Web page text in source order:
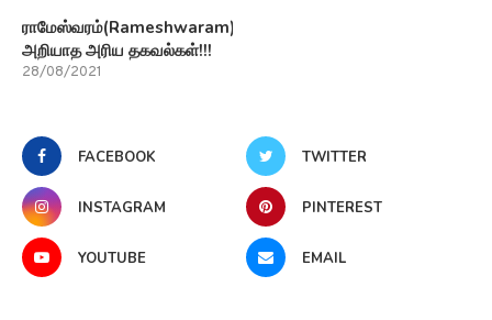
ராமேஸ்வரம்(Rameshwaram)பற்றி
அறியாத அரிய தகவல்கள்!!!
28/08/2021
FACEBOOK TWITTER
INSTAGRAM PINTEREST
YOUTUBE EMAIL